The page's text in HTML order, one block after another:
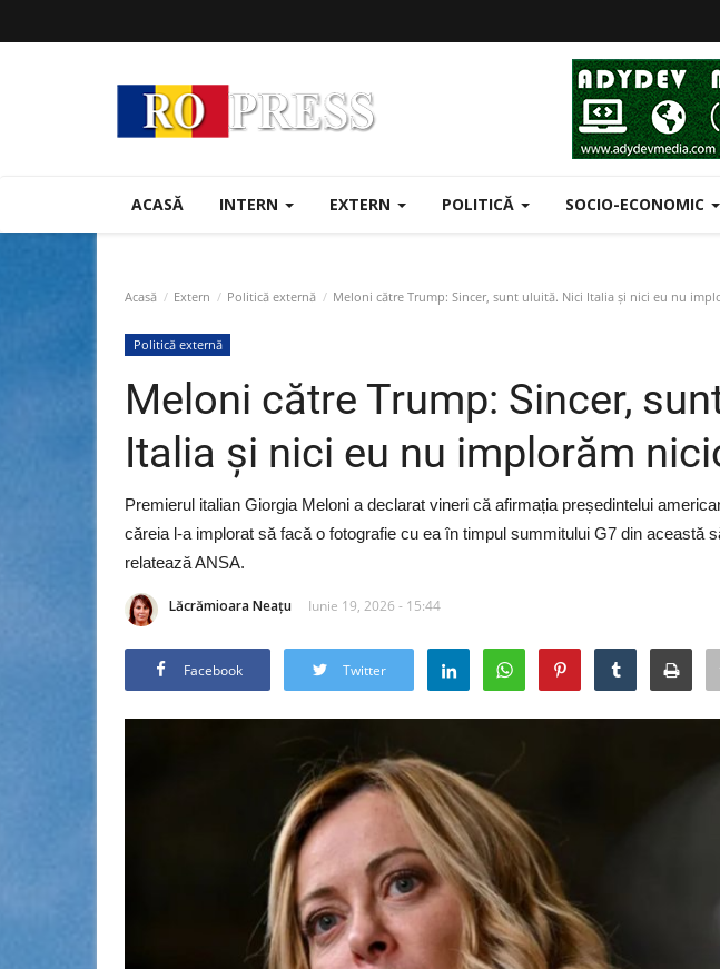
ACASĂ INTERN EXTERN POLITICĂ SOCIO-ECONOMIC
Acasă Extern Politică externă Meloni către Trump: Sincer, sunt uluită. Nici Italia și nici eu nu
Politică externă
Meloni către Trump: Sincer,
Italia și nici eu nu implorăm
Premierul italian Giorgia Meloni a declarat vineri că afirmația președintelui
căreia l-a implorat să facă o fotografie cu ea în timpul summitului G7 din această
relatează ANSA.
Lăcrămioara Neațu Iunie 19, 2026 - 15:44
Facebook Twitter